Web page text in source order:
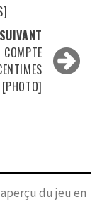
SUIVANT
[PHOTO]
du jeu en